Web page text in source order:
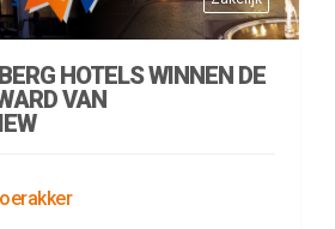
HOTELS WINNEN DE
VAN